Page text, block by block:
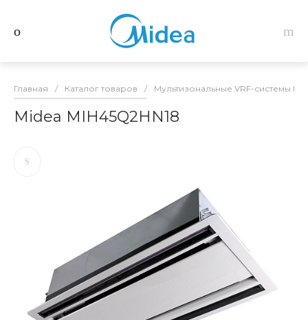
Главная / Каталог товаров / Мультизональные VRF-системы
Midea MIH45Q2HN18